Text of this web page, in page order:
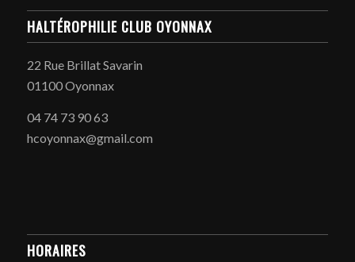
HALTÉROPHILIE CLUB OYONNAX
22 Rue Brillat Savarin
01100 Oyonnax
04 74 73 90 63
hcoyonnax@gmail.com
HORAIRES